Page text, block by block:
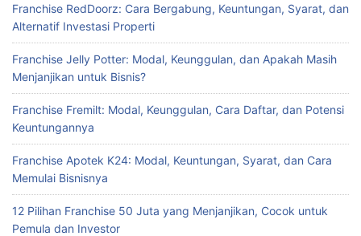
Franchise RedDoorz: Cara Bergabung, Keuntungan, Syarat, dan
Alternatif Investasi Properti
Franchise Jelly Potter: Modal, Keunggulan, dan Apakah Masih
Menjanjikan untuk Bisnis?
Franchise Fremilt: Modal, Keunggulan, Cara Daftar, dan Potensi
Keuntungannya
Franchise Apotek K24: Modal, Keuntungan, Syarat, dan Cara
Memulai Bisnisnya
12 Pilihan Franchise 50 Juta yang Menjanjikan, Cocok untuk
Pemula dan Investor